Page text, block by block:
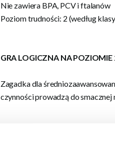
Nie zawiera BPA, PCV i ftalanów
Poziom trudności: 2 (według
GRA LOGICZNA NA POZIOMIE
Zagadka dla
czynności prowadzą do